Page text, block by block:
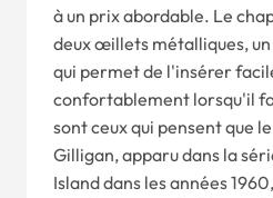
à un prix abordable. Le
deux œillets métalliques, un
qui permet de l'insérer
confortablement lorsqu'il
sont ceux qui pensent que
Gilligan, apparu dans la
Island dans les années